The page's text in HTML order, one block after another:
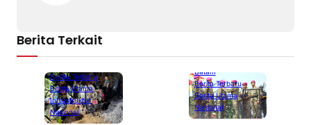
Berita Terkait
Berita Terbaru
Berita Utama
Infrastruktur
Nasional
Batam
Berita Terbaru
Berita Utama
Nasional